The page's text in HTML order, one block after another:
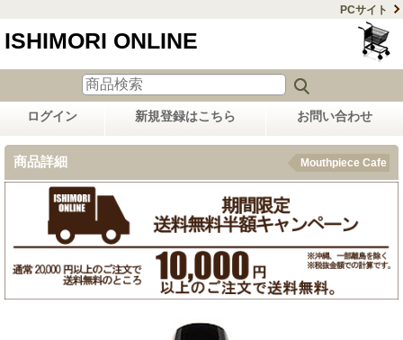
PCサイト
ISHIMORI ONLINE
ログイン 新規登録はこちら お問い合わせ
商品詳細 Mouthpiece Cafe